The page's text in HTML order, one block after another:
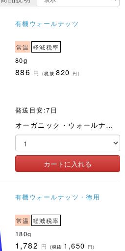
有機ウォールナッツ
常温 軽減税率
80g
886 円 (税抜820 円)
発送目安:7日
オーガニック・ウォールナッツ
有機ウォールナッツ・徳用
常温 軽減税率
180g
1,782 円 (税抜 1,650 円)